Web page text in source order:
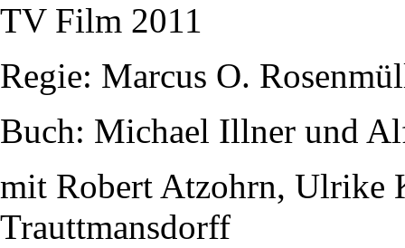
TV Film 2011
Regie: Marcus O.
Buch: Michael Illner und
mit Robert Atzohrn, Ulrike
Trauttmansdorff